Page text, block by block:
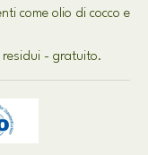
come olio di cocco e
residui - gratuito.